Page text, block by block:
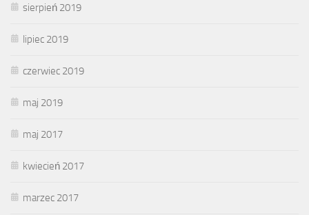
sierpień 2019
lipiec 2019
czerwiec 2019
maj 2019
maj 2017
kwiecień 2017
marzec 2017